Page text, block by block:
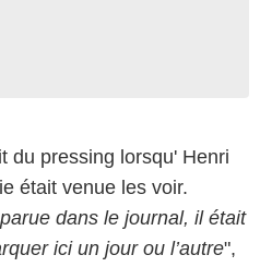
du pressing lorsqu' Henri
était venue les voir.
dans le journal, il était
ici un jour ou l’autre",